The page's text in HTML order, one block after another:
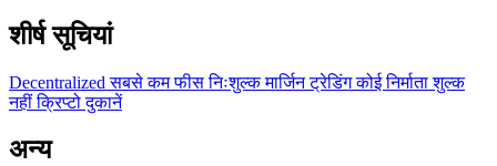
शीर्ष सूचियां
Decentralizedसबसे कम फीसनिःशुल्कमार्जिन ट्रेडिंगकोई निर्माता शुल्क
नहींक्रिप्टो दुकानें
अन्य